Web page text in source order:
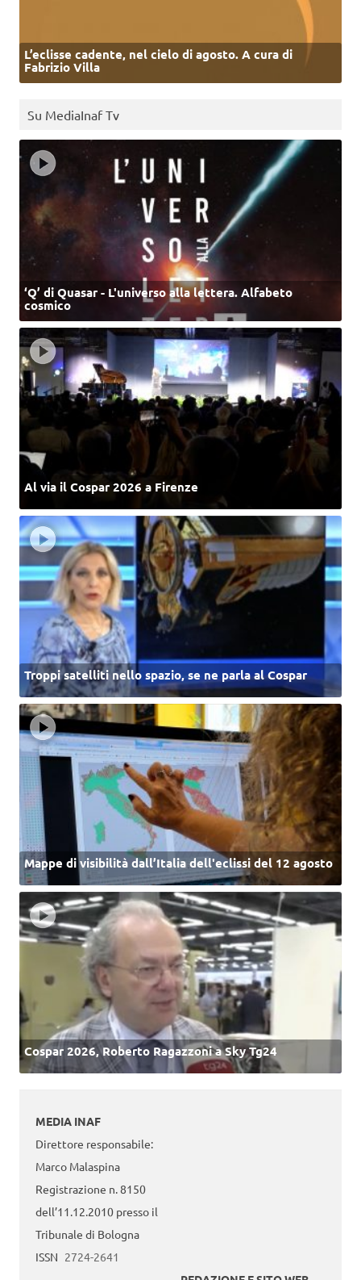
L’eclisse cadente, nel cielo di agosto. A cura di
Fabrizio Villa
Su MediaInaf Tv
‘Q’ di Quasar - L'universo alla lettera. Alfabeto
cosmico
Al via il Cospar 2026 a Firenze
Troppi satelliti nello spazio, se ne parla al Cospar
Mappe di visibilità dall’Italia dell'eclissi del 12 agosto
Cospar 2026, Roberto Ragazzoni a Sky Tg24
MEDIA INAF
Direttore responsabile:
Marco Malaspina
Registrazione n. 8150
dell’11.12.2010 presso il
Tribunale di Bologna
ISSN 2724-2641